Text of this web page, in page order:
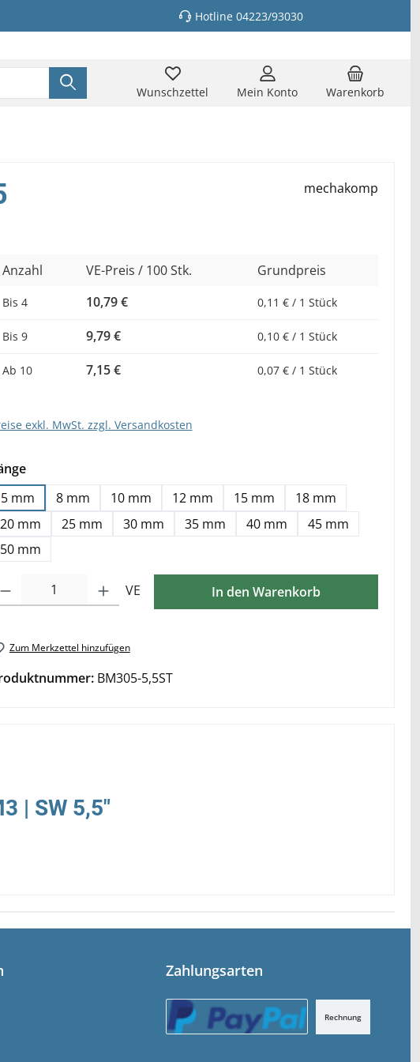
Hotline 04223/93030
Wunschzettel Mein Konto Warenkorb
mechakomp
Anzahl VE-Preis / 100 Stk. Grundpreis
Bis 4 10,79 € 0,11 € / 1 Stück
Bis 9 9,79 € 0,10 € / 1 Stück
Ab 10 7,15 € 0,07 € / 1 Stück
exkl. MwSt. zzgl. Versandkosten
auswählen
5 mm
8 mm 10 mm 12 mm 15 mm
18 mm
20 mm
25 mm 30 mm 35 mm 40 mm
45 mm
50 mm
VE In den Warenkorb
Zum Merkzettel hinzufügen
BM305-5,5ST
| SW 5,5"
Zahlungsarten
Rechnung